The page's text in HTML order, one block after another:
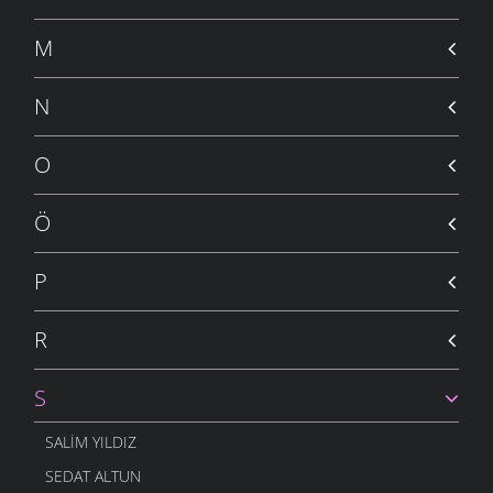
YAVRUM
30 OCAK 2011
İSTEMEM
30 OCAK 2011
İSYANIM VAR
24 OCAK 2011
24 OCAK 2011
SOR BILIRLER
UTANSIN
5 ARALIK 2010
GELSIN
M
N
O
Ö
P
R
S
SALIM YILDIZ
SEDAT ALTUN